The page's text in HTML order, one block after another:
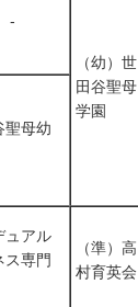
-
（幼）世
田谷聖母
学園
聖母幼
ュアル
ス専門
（準）高
村育英会